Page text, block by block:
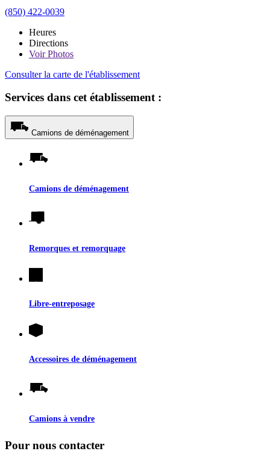
(850) 422-0039
Heures
Directions
VoirPhotos
Consulter la carte de l'établissement
Services dans cet établissement :
Camions de déménagement
Camions de déménagement
Remorques et remorquage
Libre-entreposage
Accessoires de déménagement
Camions à vendre
Pour nous contacter